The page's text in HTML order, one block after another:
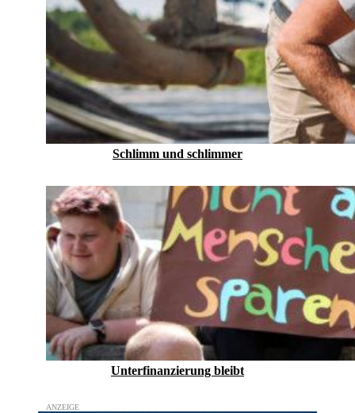
Schlimm und schlimmer
Unterfinanzierung bleibt